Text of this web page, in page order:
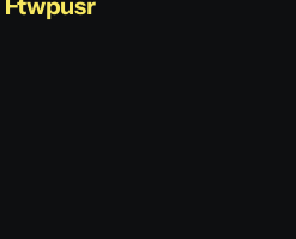
Ftwpusr